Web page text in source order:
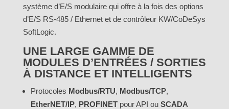
système d’E/S modulaire qui offre à la fois des options
d’E/S RS-485 / Ethernet et de contrôleur KW/CoDeSys
SoftLogic.
UNE LARGE GAMME DE
MODULES D’ENTRÉES / SORTIES
À DISTANCE ET INTELLIGENTS
Protocoles Modbus/RTU, Modbus/TCP,
EtherNET/IP, PROFINETpour API ou SCADA